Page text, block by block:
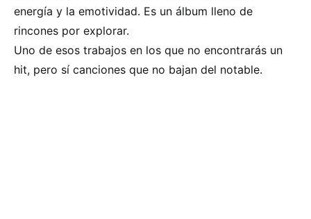
energía y la emotividad. Es un álbum lleno de
rincones por explorar.
Uno de esos trabajos en los que no encontrarás un
hit, pero sí canciones que no bajan del notable.